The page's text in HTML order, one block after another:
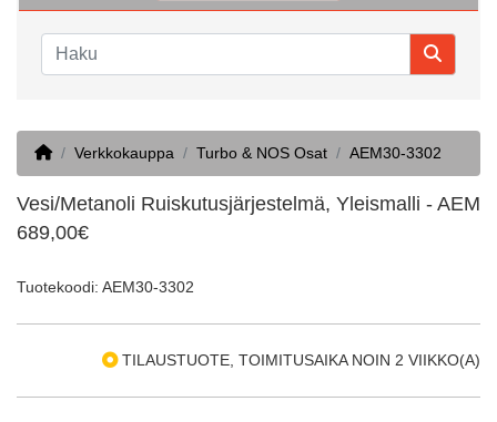
HomeVerkkokauppa Turbo & NOS Osat AEM30-3302
Vesi/Metanoli Ruiskutusjärjestelmä, Yleismalli - AEM
689,00€
Tuotekoodi: AEM30-3302
TILAUSTUOTE, TOIMITUSAIKA NOIN 2 VIIKKO(A)